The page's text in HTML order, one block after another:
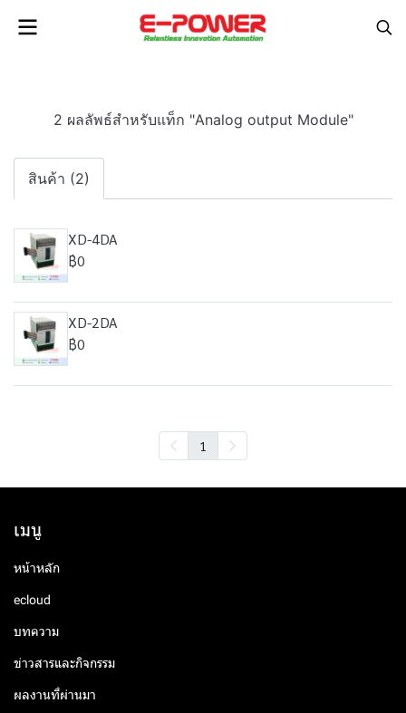
2 ผลลัพธ์สำหรับแท็ก "Analog output Module"
สินค้า (2)
XD-4DA
฿0
XD-2DA
฿0
1
เมนู
หน้าหลัก
ecloud
บทความ
ข่าวสารและกิจกรรม
ผลงานที่ผ่านมา